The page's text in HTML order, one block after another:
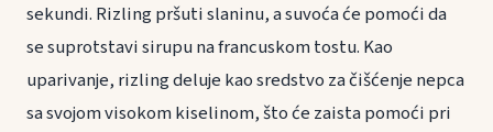
sekundi. Rizling pršuti slaninu, a suvoća će pomoći da
se suprotstavi sirupu na francuskom tostu. Kao
uparivanje, rizling deluje kao sredstvo za čišćenje nepca
sa svojom visokom kiselinom, što će zaista pomoći pri